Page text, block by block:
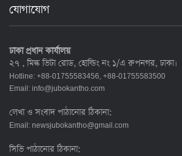
যোগাযোগ
ঢাকা প্রধান কার্যালয়
২৭ , মিল্ক ভিটা রোড, হোল্ডিং নং ১/এ রুপনগর, ঢাকা।
Hotline: +88-01755583456, +88-01755583500
Email: info@jubokantho.com
লেখা ও সংবাদ পাঠানোর ঠিকানা:
Email: newsjubokantho@gmail.com
সিভি পাঠানোর ঠিকানা: